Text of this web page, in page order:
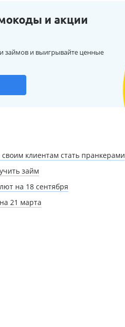
и акции
займов и выигрывайте ценные
клиентам стать пранкерами
займ
на 18 сентября
21 марта